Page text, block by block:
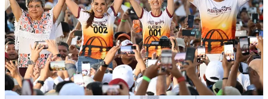
Compartir
Discusión sobre este post